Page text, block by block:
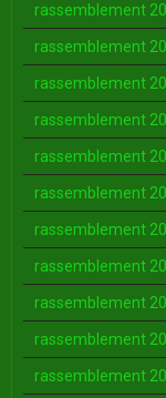
rassemblement
rassemblement
rassemblement
rassemblement
rassemblement
rassemblement
rassemblement
rassemblement
rassemblement
rassemblement
rassemblement